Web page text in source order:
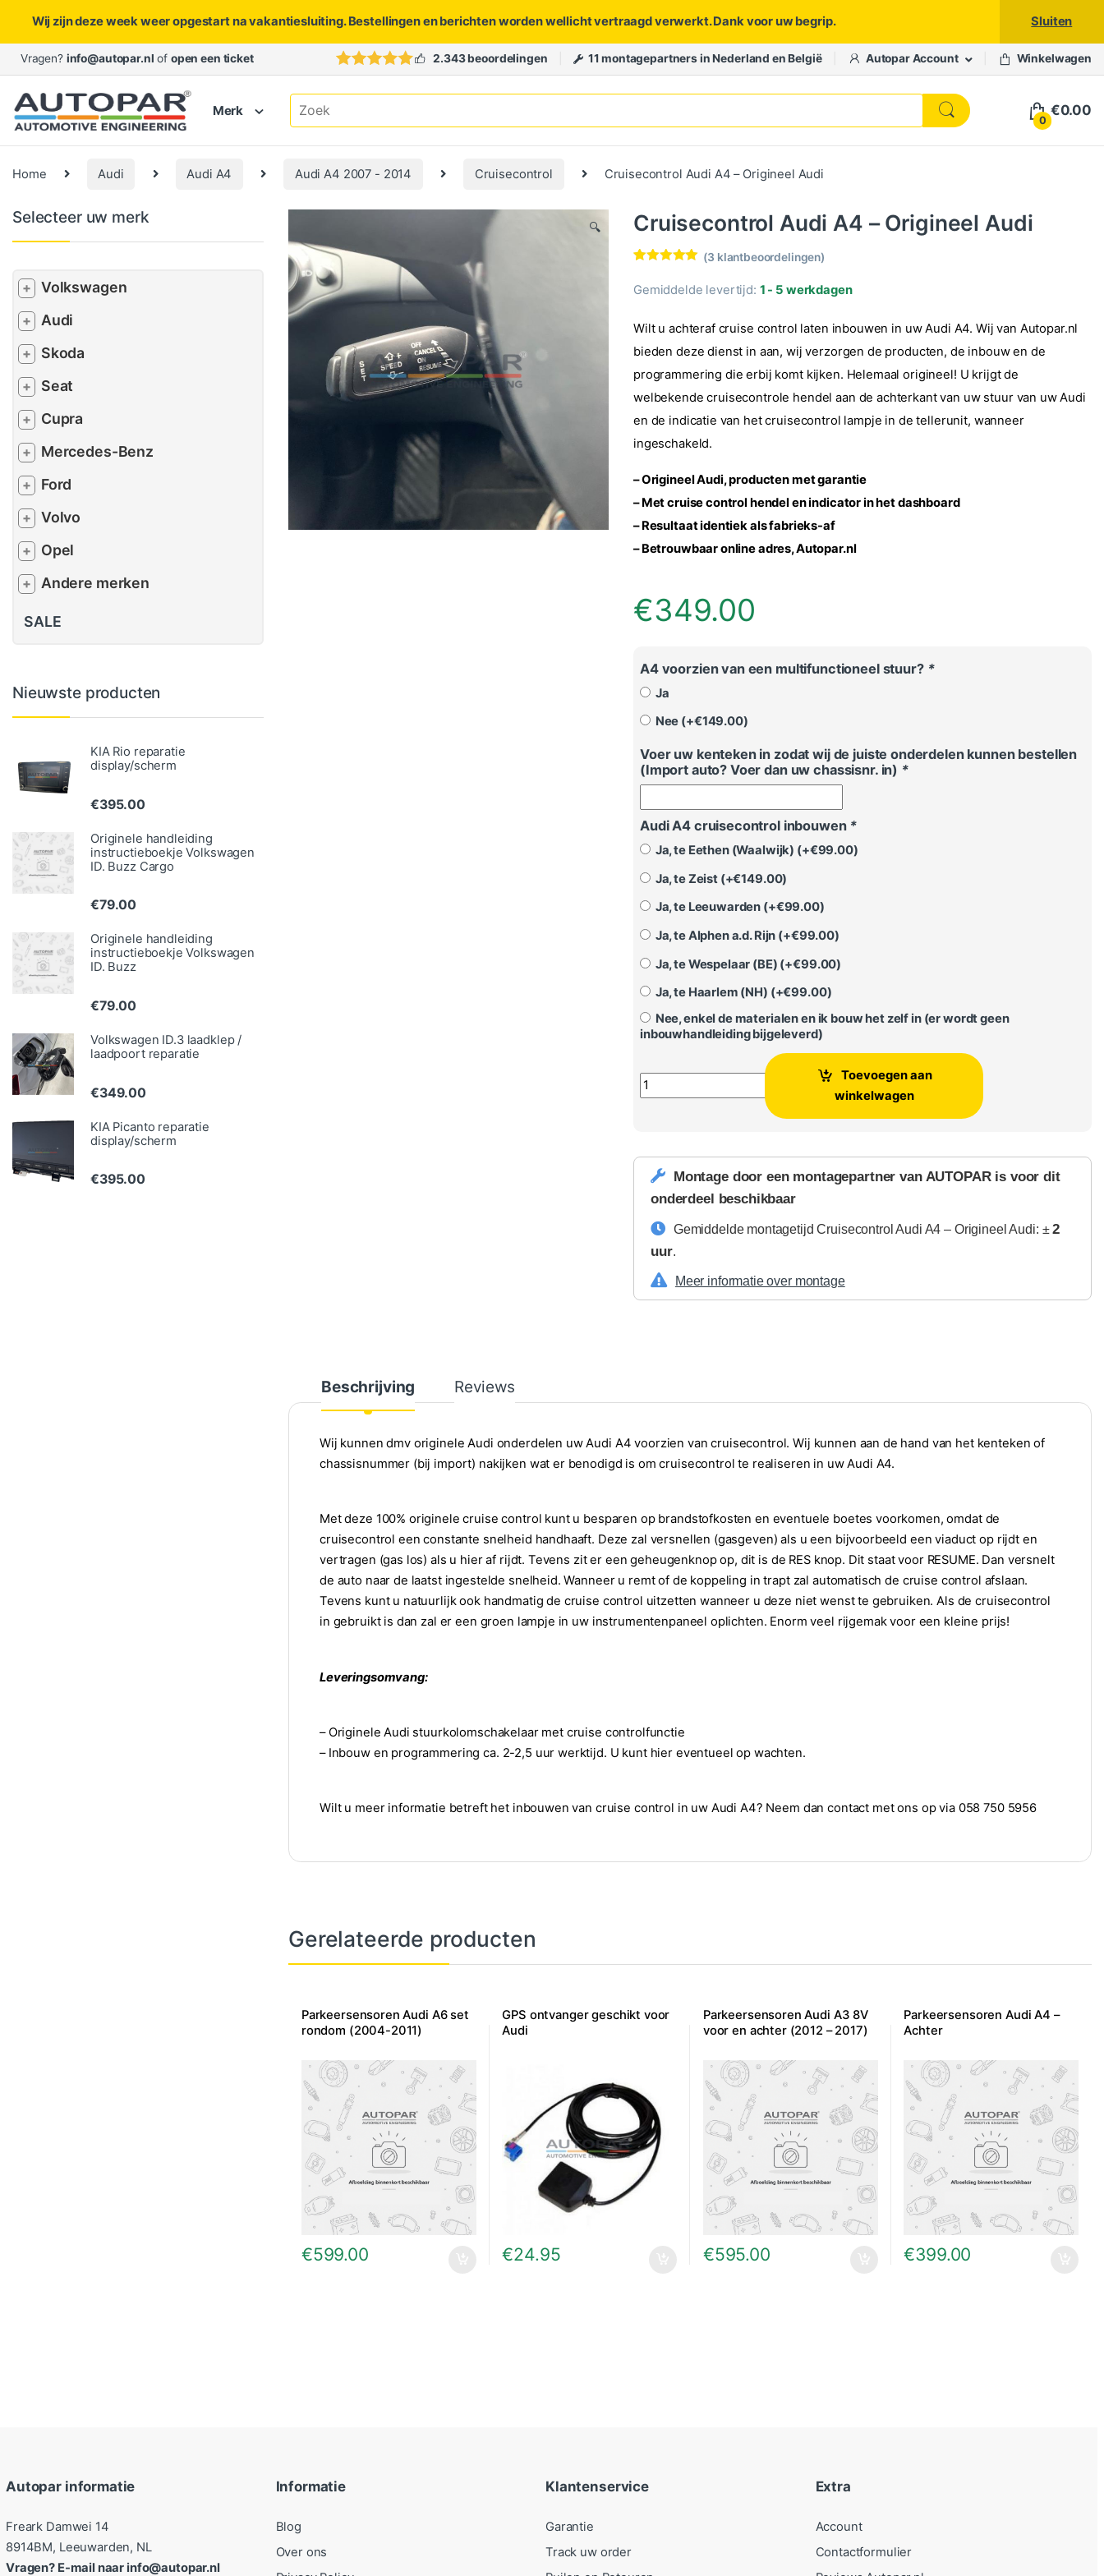
Wij zijn deze week weer opgestart na vakantiesluiting. Bestellingen en berichten worden wellicht vertraagd verwerkt. Dank voor uw begrip. Sluiten
Skip to navigation
Skip to content
Vragen? info@autopar.nl of open een ticket 2.343 beoordelingen 11 montagepartners in Nederland en België Autopar Account Winkelwagen
Merk
Search for:
0
€0.00
Home Audi Audi A4 Audi A4 2007 - 2014 Cruisecontrol Cruisecontrol Audi A4 – Origineel Audi
🔍 Cruisecontrol Audi A4 – Origineel Audi
5.00
op 5
gebaseerd
lingen
(3 klantbeoordelingen)
Gemiddelde levertijd: 1 - 5 werkdagen
Wilt u achteraf cruise control laten inbouwen in uw Audi A4. Wij van Autopar.nl
bieden deze dienst in aan, wij verzorgen de producten, de inbouw en de
programmering die erbij komt kijken. Helemaal origineel! U krijgt de
welbekende cruisecontrole hendel aan de achterkant van uw stuur van uw Audi
en de indicatie van het cruisecontrol lampje in de tellerunit, wanneer
ingeschakeld.
– Origineel Audi,producten met garantie
– Met cruise control hendel en indicator in het dashboard
– Resultaat identiek als fabrieks-af
–Betrouwbaar online adres, Autopar.nl
€349.00
A4 voorzien van een multifunctioneel stuur? *
Ja
Nee (+€149.00)
Voer uw kenteken in zodat wij de juiste onderdelen kunnen bestellen
(Import auto? Voer dan uw chassisnr. in) *
Audi A4 cruisecontrol inbouwen *
Ja, te Eethen (Waalwijk) (+€99.00)
Ja, te Zeist (+€149.00)
Ja, te Leeuwarden (+€99.00)
Ja, te Alphen a.d. Rijn (+€99.00)
Ja, te Wespelaar (BE) (+€99.00)
Ja, te Haarlem (NH) (+€99.00)
Nee, enkel de materialen en ik bouw het zelf in (er wordt geen
inbouwhandleiding bijgeleverd)
Cruisecontrol Audi A4 - Origineel Audi aantal
Toevoegen aan
winkelwagen
Montage door een montagepartner van AUTOPAR is voor dit
onderdeel beschikbaar
Gemiddelde montagetijd Cruisecontrol Audi A4 – Origineel Audi: ±2
uur.
Meer informatie over montage
Beschrijving Reviews
Wij kunnen dmv originele Audi onderdelen uw Audi A4 voorzien van cruisecontrol. Wij kunnen aan de hand van het kenteken of
chassisnummer (bij import) nakijken wat er benodigd is om cruisecontrol te realiseren in uw Audi A4.
Met deze 100% originele cruise control kunt u besparen op brandstofkosten en eventuele boetes voorkomen, omdat de
cruisecontrol een constante snelheid handhaaft. Deze zal versnellen (gasgeven) als u een bijvoorbeeld een viaduct op rijdt en
vertragen (gas los) als u hier af rijdt. Tevens zit er een geheugenknop op, dit is de RES knop. Dit staat voor RESUME. Dan versnelt
de auto naar de laatst ingestelde snelheid. Wanneer u remt of de koppeling in trapt zal automatisch de cruise control afslaan.
Tevens kunt u natuurlijk ook handmatig de cruise control uitzetten wanneer u deze niet wenst te gebruiken. Als de cruisecontrol
in gebruikt is dan zal er een groen lampje in uw instrumentenpaneel oplichten. Enorm veel rijgemak voor een kleine prijs!
Leveringsomvang:
– Originele Audi stuurkolomschakelaar met cruise controlfunctie
– Inbouw en programmering ca. 2-2,5 uur werktijd. U kunt hier eventueel op wachten.
Wilt u meer informatie betreft het inbouwen van cruise control in uw Audi A4? Neem dan contact met ons op via 058 750 5956
Gerelateerde producten
Parkeersensoren Audi A6 set
rondom (2004-2011)
€599.00
GPS ontvanger geschikt voor
Audi
€24.95
Parkeersensoren Audi A3 8V
voor en achter (2012 – 2017)
€595.00
Parkeersensoren Audi A4 –
Achter
€399.00
Selecteer uw merk
+ Volkswagen
+ Audi
+ Skoda
+ Seat
+ Cupra
+ Mercedes-Benz
+ Ford
+ Volvo
+ Opel
+ Andere merken
SALE
Nieuwste producten
KIA Rio reparatie
display/scherm
€395.00
Originele handleiding
instructieboekje Volkswagen
ID. Buzz Cargo
€79.00
Originele handleiding
instructieboekje Volkswagen
ID. Buzz
€79.00
Volkswagen ID.3 laadklep /
laadpoort reparatie
€349.00
KIA Picanto reparatie
display/scherm
€395.00
Autopar informatie
Freark Damwei 14
8914BM, Leeuwarden, NL
Vragen? E-mail naar info@autopar.nl
Informatie
Blog
Over ons
Klantenservice
Garantie
Track uw order
Extra
Account
Contactformulier